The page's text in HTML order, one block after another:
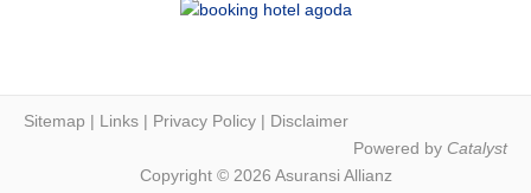
Sitemap | Links | Privacy Policy | Disclaimer
Powered by Catalyst
Copyright © 2026 Asuransi Allianz